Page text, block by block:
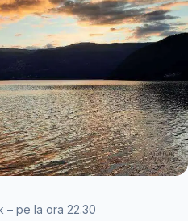
– pe la ora 22.30